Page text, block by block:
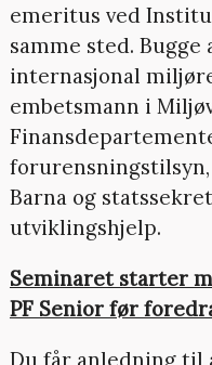
emeritus ved
samme sted.
internasjonal
embetsmann i
Barna og
utviklingshjelp.
Seminaret starter
PF Senior før
Du får anledning til